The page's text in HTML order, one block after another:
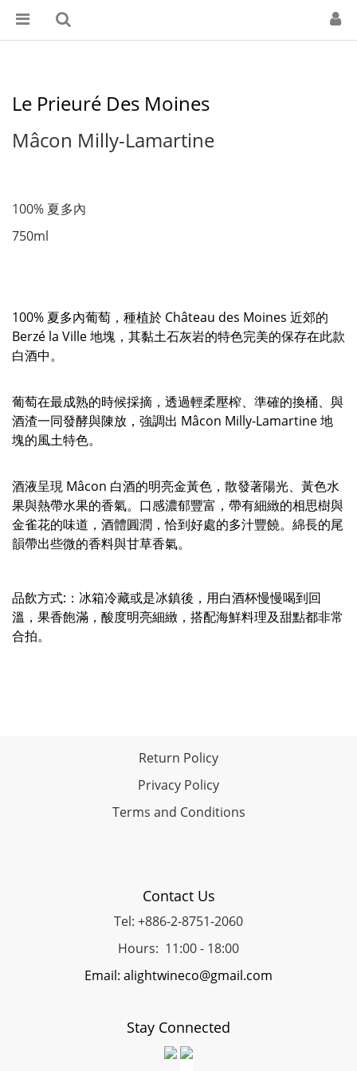
Le Prieuré Des Moines
Mâcon Milly-Lamartine
100% 夏多內
750ml
100% 夏多內葡萄，種植於 Château des Moines 近郊的
Berzé la Ville 地塊，其黏土石灰岩的特色完美的保存在此款
白酒中。
葡萄在最成熟的時候採摘，透過輕柔壓榨、準確的換桶、與
酒渣一同發酵與陳放，強調出 Mâcon Milly-Lamartine 地
塊的風土特色。
酒液呈現 Mâcon 白酒的明亮金黃色，散發著陽光、黃色水
果與熱帶水果的香氣。口感濃郁豐富，帶有細緻的相思樹與
金雀花的味道，酒體圓潤，恰到好處的多汁豐饒。綿長的尾
韻帶出些微的香料與甘草香氣。
品飲方式:：冰箱冷藏或是冰鎮後，用白酒杯慢慢喝到回
溫，果香飽滿，酸度明亮細緻，搭配海鮮料理及甜點都非常
合拍。
Return Policy
Privacy Policy
Terms and Conditions
Contact Us
Tel: +886-2-8751-2060
Hours: 11:00 - 18:00
Email: alightwineco@gmail.com
Stay Connected